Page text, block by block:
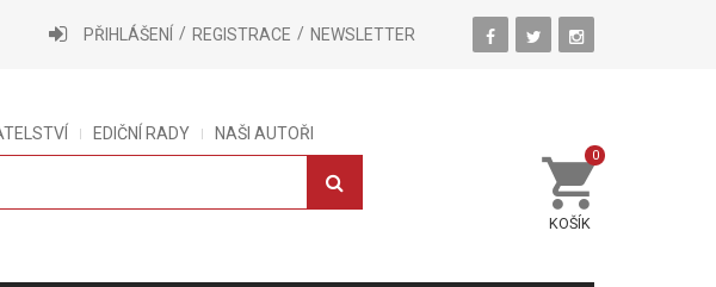
PŘIHLÁŠENÍ REGISTRACE NEWSLETTER
EDIČNÍ RADY NAŠI AUTOŘI
KOŠÍK
0